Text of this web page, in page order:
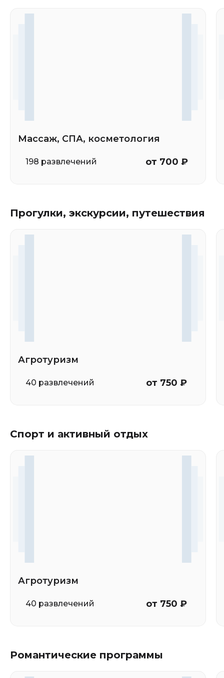
Массаж, СПА, косметология
198 развлечений от 700 ₽
Прогулки, экскурсии, путешествия
Агротуризм
40 развлечений от 750 ₽
Спорт и активный отдых
Агротуризм
40 развлечений от 750 ₽
Романтические программы